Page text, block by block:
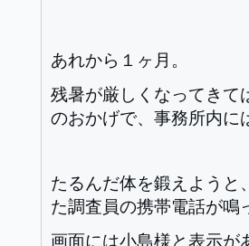
あれから１ヶ月。
残暑が厳しくなってきて
のおかげで、事務所内に
たるんだ体を鍛えようと
た調査員の携帯電話が鳴
画面には小島様と表示が